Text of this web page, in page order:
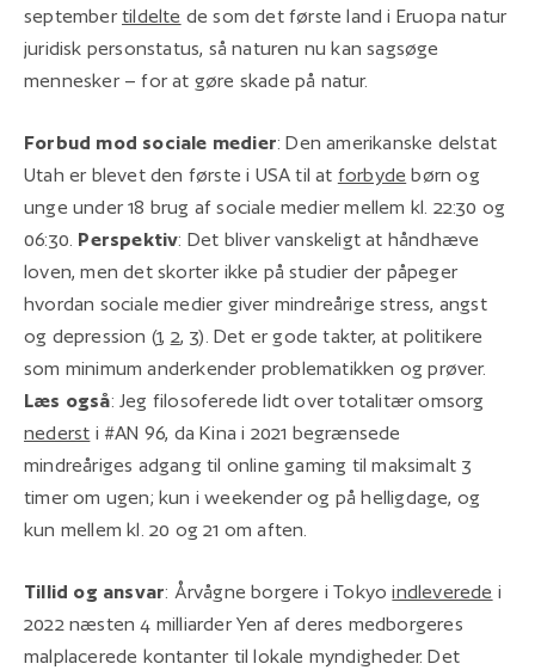
septembertildelte de som det første land i Eruopa natur
juridisk personstatus, så naturen nu kan sagsøge
mennesker – for at gøre skade på natur.
Forbud mod sociale medier: Den amerikanske delstat
Utah er blevet den første i USA til at forbyde børn og
unge under 18 brug af sociale medier mellem kl. 22:30 og
06:30. Perspektiv: Det bliver vanskeligt at håndhæve
loven, men det skorter ikke på studier der påpeger
hvordan sociale medier giver mindreårige stress, angst
og depression (1, 2, 3). Det er gode takter, at politikere
som minimum anderkender problematikken og prøver.
Læs også: Jeg filosoferede lidt over totalitær omsorg
nederst i #AN 96, da Kina i 2021 begrænsede
mindreåriges adgang til online gaming til maksimalt 3
timer om ugen; kun i weekender og på helligdage, og
kun mellem kl. 20 og 21 om aften.
Tillid og ansvar: Årvågne borgere i Tokyoindleverede i
2022 næsten 4 milliarder Yen af deres medborgeres
malplacerede kontanter til lokale myndigheder. Det